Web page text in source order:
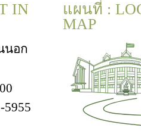
IN
นอก
5955
แผนที่ :
MAP